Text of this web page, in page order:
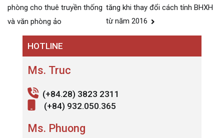
navigation
phòng cho thuê truyền thống
và văn phòng ảo
tăng khi thay đổi cách tính BHXH
từ năm 2016
HOTLINE
Ms. Truc
(+84.28) 3823 2311
(+84) 932.050.365
Ms. Phuong